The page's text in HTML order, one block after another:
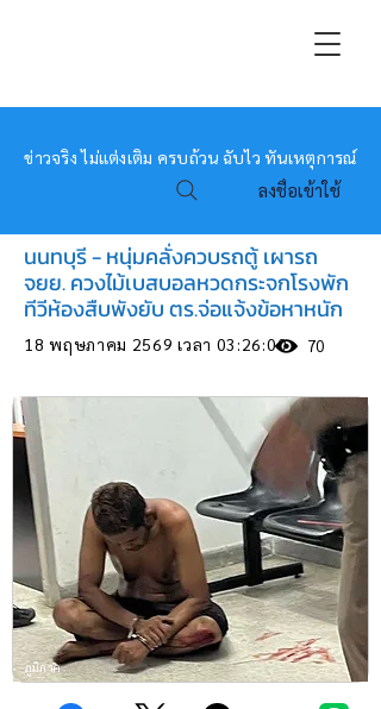
หมอข่าว
ข่าวจริง ไม่แต่งเติม ครบถ้วน ฉับไว ทันเหตุการณ์
ลงชื่อเข้าใช้
นนทบุรี - หนุ่มคลั่งควบรถตู้ เผารถ
จยย. ควงไม้เบสบอลหวดกระจกโรงพัก
ทีวีห้องสืบพังยับ ตร.จ่อแจ้งข้อหาหนัก
18 พฤษภาคม 2569 เวลา 03:26:00 70
ภูมิภาค